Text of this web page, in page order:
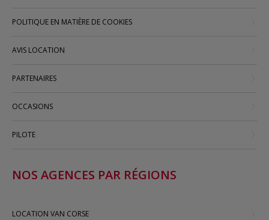
POLITIQUE EN MATIÈRE DE COOKIES
AVIS LOCATION
PARTENAIRES
OCCASIONS
PILOTE
NOS AGENCES PAR RÉGIONS
LOCATION VAN CORSE